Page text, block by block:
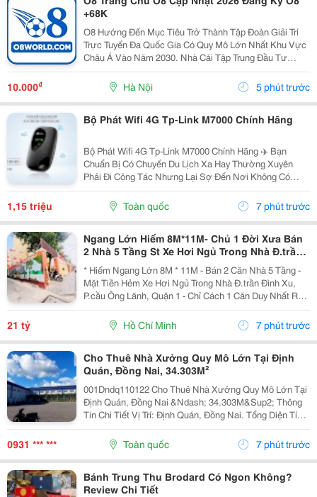
+68K
O8 Hướng Đến Mục Tiêu Trở Thành Tập Đoàn Giải Trí
Trực Tuyến Đa Quốc Gia Có Quy Mô Lớn Nhất Khu Vực
Châu Á Vào Năm 2030. Nhà Cái Tập Trung Đầu Tư
Mạnh Mẽ Vào Nền Tảng Công Nghệ Trí Tuệ Nhân Tạo
Nhằm Cá Nhân Hóa Trải Nghiệm, Đồng Thời Mở Rộng
Tầm Ảnh...
10.000₫ Hà Nội 5 phút trước
Bộ Phát Wifi 4G Tp-Link M7000 Chính Hãng
Bộ Phát Wifi 4G Tp-Link M7000 Chính Hãng ✈️ Bạn
Chuẩn Bị Có Chuyến Du Lịch Xa Hay Thường Xuyên
Phải Đi Công Tác Nhưng Lại Sợ Đến Nơi Không Có
Wifi, Sóng 3G/4G Trên Điện Thoại Chập Chờn Và Tốn
Pin? Đừng Lo! Đã Có "Vũ Khí Bí Mật" Tp-Link M7000
1,15 triệu Toàn quốc 7 phút trước
Ngang Lớn Hiếm 8M*11M- Chủ 1 Đời Xưa Bán
2 Nhà 5 Tầng St Xe Hơi Ngủ Trong Nhà Đ.trần
Đình Xu, Quận 1- Khu Vip Ngay Ubnd Góc Trần
Hưng Đạo &
* Hiếm Ngang Lớn 8M * 11M - Bán 2 Căn Nhà 5 Tầng -
Mặt Tiền Hẻm Xe Hơi Ngủ Trong Nhà Đ.trần Đình Xu,
P.cầu Ông Lãnh, Quận 1 - Chỉ Cách 1 Căn Duy Nhất Ra
Mặt Tiền - 093.867.6685 Giang Giang + Diện Tích:
91M2. + Kết Cấu: Gồm 2 Nhà 5 Tầng Đúc Btct -...
21 tỷ Hồ Chí Minh 7 phút trước
Cho Thuê Nhà Xưởng Quy Mô Lớn Tại Định
Quán, Đồng Nai, 34.303M²
001Dndq110122 Cho Thuê Nhà Xưởng Quy Mô Lớn Tại
Định Quán, Đồng Nai &Ndash; 34.303M&Sup2; Thông
Tin Chi Tiết Vị Trí: Định Quán, Đồng Nai. Tổng Diện Tích
Khu Đất: 50.230,6M&Sup2; Diện Tích Sử Dụng Tổng
Diện Tích Sàn Xây Dựng: 34.303M&Sup2; Diện...
0931 *** *** Toàn quốc 7 phút trước
Bánh Trung Thu Brodard Có Ngon Không?
Review Chi Tiết